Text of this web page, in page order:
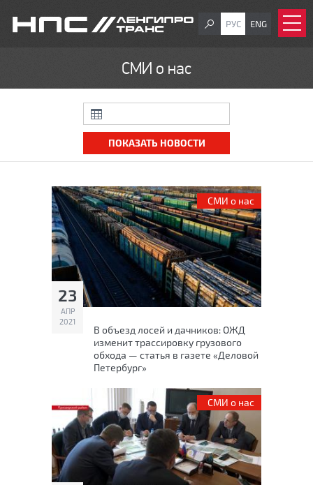
РУС ENG
СМИ о нас
СМИ о нас
23
АПР
2021
В объезд лосей и дачников: ОЖД
изменит трассировку грузового
обхода — статья в газете «Деловой
Петербург»
СМИ о нас